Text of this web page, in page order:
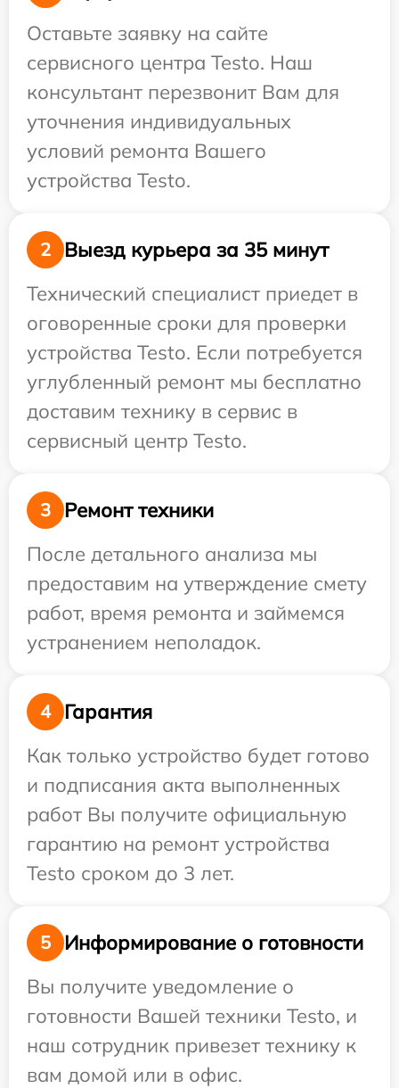
Оставьте заявку на сайте
сервисного центра Testo. Наш
консультант перезвонит Вам для
уточнения индивидуальных
условий ремонта Вашего
устройства Testo.
2
Выезд курьера за 35 минут
Технический специалист приедет в
оговоренные сроки для проверки
устройства Testo. Если потребуется
углубленный ремонт мы бесплатно
доставим технику в сервис в
сервисный центр Testo.
3
Ремонт техники
После детального анализа мы
предоставим на утверждение смету
работ, время ремонта и займемся
устранением неполадок.
4
Гарантия
Как только устройство будет готово
и подписания акта выполненных
работ Вы получите официальную
гарантию на ремонт устройства
Testo сроком до 3 лет.
5
Информирование о готовности
Вы получите уведомление о
готовности Вашей техники Testo, и
наш сотрудник привезет технику к
вам домой или в офис.